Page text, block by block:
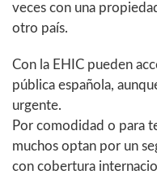
veces con una
otro país.
Con la EHIC pueden
pública española,
urgente.
Por comodidad o para
muchos optan por un
con cobertura